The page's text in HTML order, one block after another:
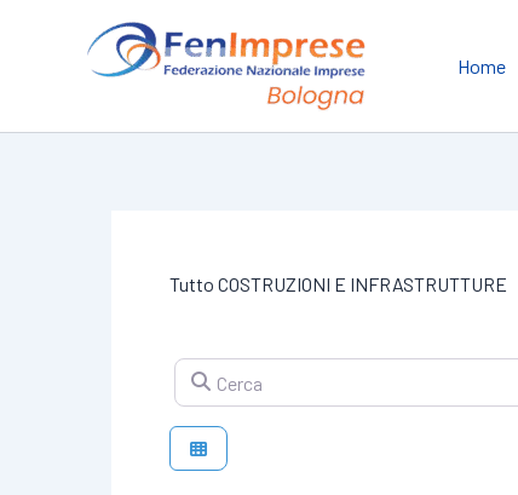
Home
Tutto COSTRUZIONI E INFRASTRUTTURE
Cerca